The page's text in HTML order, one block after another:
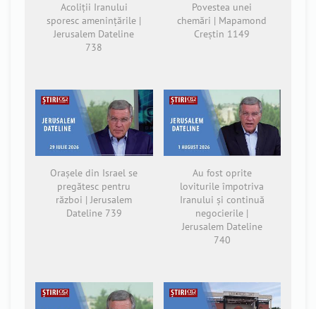
Acoliții Iranului
sporesc amenințările |
Jerusalem Dateline
738
Povestea unei
chemări | Mapamond
Creștin 1149
Orașele din Israel se
pregătesc pentru
război | Jerusalem
Dateline 739
Au fost oprite
loviturile împotriva
Iranului și continuă
negocierile |
Jerusalem Dateline
740